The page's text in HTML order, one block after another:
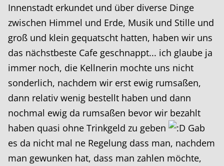
Innenstadt erkundet und über diverse Dinge
zwischen Himmel und Erde, Musik und Stille und
groß und klein gequatscht hatten, haben wir uns
das nächstbeste Cafe geschnappt... ich glaube ja
immer noch, die Kellnerin mochte uns nicht
sonderlich, nachdem wir erst ewig rumsaßen,
dann relativ wenig bestellt haben und dann
nochmal ewig da rumsaßen bevor wir bezahlt
haben quasi ohne Trinkgeld zu geben
Gab
es da nicht mal ne Regelung dass man, nachdem
man gewunken hat, dass man zahlen möchte,